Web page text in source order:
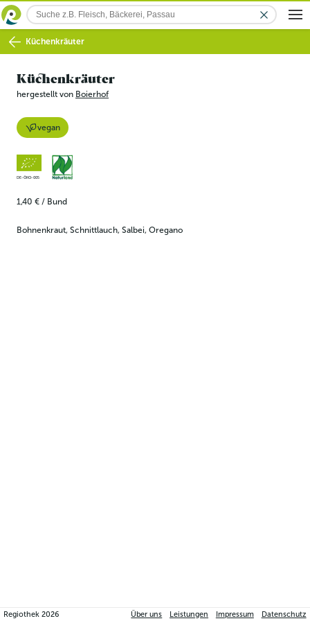
Küchenkräuter
Küchenkräuter
hergestellt von Boierhof
vegan
DE-ÖKO-005
1,40 € / Bund
Bohnenkraut, Schnittlauch, Salbei, Oregano
Regiothek2026 Über uns Leistungen Impressum Datenschutz